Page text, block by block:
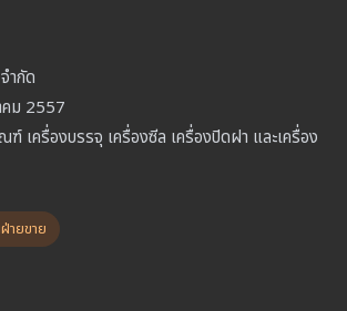
ำกัด
คม 2557
เครื่องบรรจุ เครื่องซีล เครื่องปิดฝา และเครื่อง
ายขาย